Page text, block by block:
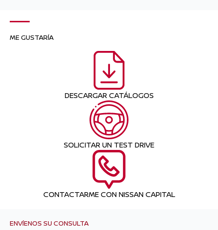
ME GUSTARÍA
DESCARGAR CATÁLOGOS
SOLICITAR UN TEST DRIVE
CONTACTARME CON NISSAN CAPITAL
ENVÍENOS SU CONSULTA